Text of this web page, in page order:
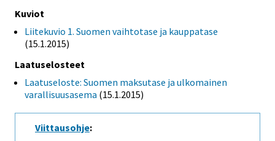
Kuviot
Liitekuvio 1. Suomen vaihtotase ja kauppatase
(15.1.2015)
Laatuselosteet
Laatuseloste: Suomen maksutase ja ulkomainen
varallisuusasema (15.1.2015)
Viittausohje: